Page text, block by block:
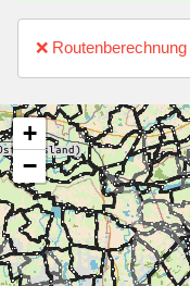
❌
+
−